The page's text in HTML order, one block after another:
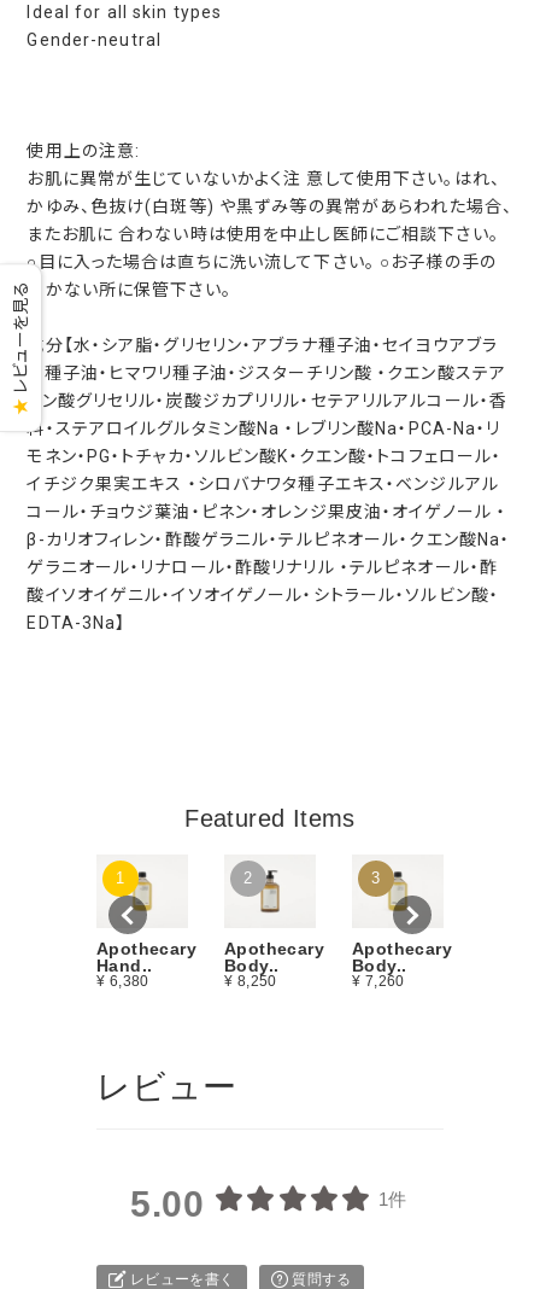
Ideal for all skin types
Gender-neutral
使用上の注意:
お肌に異常が生じていないかよく注 意して使用下さい。はれ、
かゆみ、色抜け(白斑等) や黒ずみ等の異常があらわれた場合、
またお肌に 合わない時は使用を中止し医師にご相談下さい。
○目に入った場合は直ちに洗い流して下さい。 ○お子様の手の
届かない所に保管下さい。
成分【水・シア脂・グリセリン・アブラナ種子油・セイヨウアブラ
ナ種子油・ヒマワリ種子油・ジスターチリン酸 ・クエン酸ステア
リン酸グリセリル・炭酸ジカプリリル・セテアリルアルコール・香
料・ステアロイルグルタミン酸Na ・レブリン酸Na・PCA-Na・リ
モネン・PG・トチャカ・ソルビン酸K・クエン酸・トコフェロール・
イチジク果実エキス ・シロバナワタ種子エキス・ベンジルアル
コール・チョウジ葉油・ピネン・オレンジ果皮油・オイゲノール ・
β-カリオフィレン・酢酸ゲラニル・テルピネオール・クエン酸Na・
ゲラニオール・リナロール・酢酸リナリル ・テルピネオール・酢
酸イソオイゲニル・イソオイゲノール・シトラール・ソルビン酸・
EDTA-3Na】
Featured Items
1
Apothecary
Hand..
¥ 6,380
2
Apothecary
Body..
¥ 8,250
3
Apothecary
Body..
¥ 7,260
レビュー
5.00 1件
レビューを書く 質問する
★
レビューを見る